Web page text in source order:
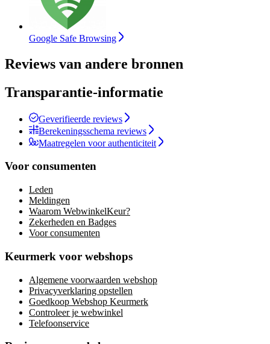
Google Safe Browsing
Reviews van andere bronnen
Transparantie-informatie
Geverifieerde reviews
Berekeningsschema reviews
Maatregelen voor authenticiteit
Voor consumenten
Leden
Meldingen
Waarom WebwinkelKeur?
Zekerheden en Badges
Voor consumenten
Keurmerk voor webshops
Algemene voorwaarden webshop
Privacyverklaring opstellen
Goedkoop Webshop Keurmerk
Controleer je webwinkel
Telefoonservice